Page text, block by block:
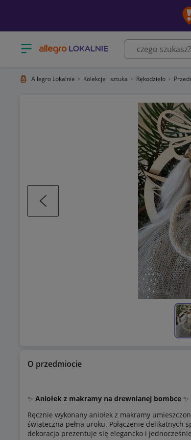
Otwórz menu z kategoriami
O przedmiocie
✨ Aniołek z makramy na drewnianej bombce ✨
Ręcznie wykonany aniołek z makramy
świąteczna pełna uroku. Połączenie delikatnych
dekoracja prezentuje się elegancko i
Allegro Lokalnie Kolekcje i sztuka Rękodzieło